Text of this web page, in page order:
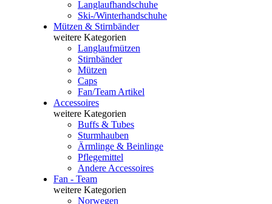
Langlaufhandschuhe
Ski-/Winterhandschuhe
Mützen & Stirnbänder
weitere Kategorien
Langlaufmützen
Stirnbänder
Mützen
Caps
Fan/Team Artikel
Accessoires
weitere Kategorien
Buffs & Tubes
Sturmhauben
Ärmlinge & Beinlinge
Pflegemittel
Andere Accessoires
Fan - Team
weitere Kategorien
Norwegen